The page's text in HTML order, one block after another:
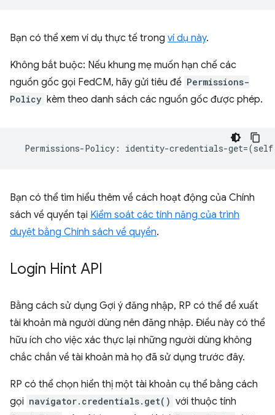
Bạn có thể xem ví dụ thực tế trong ví dụ này.
Không bắt buộc: Nếu khung mẹ muốn hạn chế các
nguồn gốc gọi FedCM, hãy gửi tiêu đề Permissions-
Policy kèm theo danh sách các nguồn gốc được phép.
Permissions-Policy : identity-credentials-get=(self
Bạn có thể tìm hiểu thêm về cách hoạt động của Chính
sách về quyền tại Kiểm soát các tính năng của trình
duyệt bằng Chính sách về quyền.
Login Hint API
Bằng cách sử dụng Gợi ý đăng nhập, RP có thể đề xuất
tài khoản mà người dùng nên đăng nhập. Điều này có thể
hữu ích cho việc xác thực lại những người dùng không
chắc chắn về tài khoản mà họ đã sử dụng trước đây.
RP có thể chọn hiển thị một tài khoản cụ thể bằng cách
gọi navigator.credentials.get() với thuộc tính